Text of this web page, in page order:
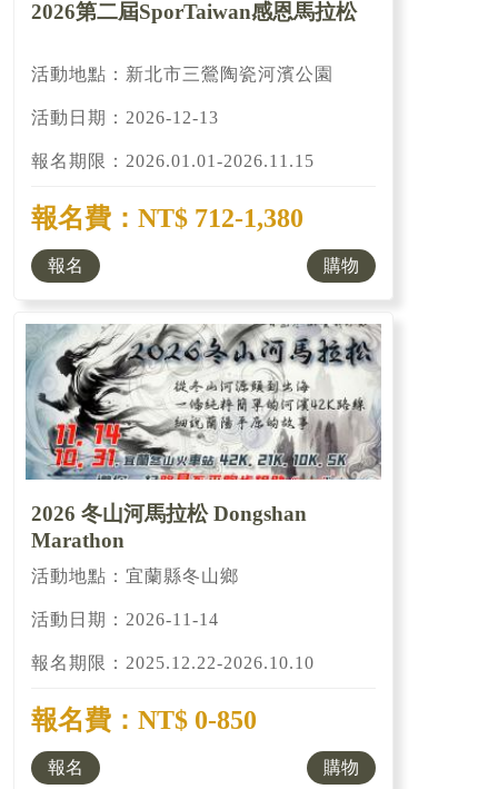
2026第二屆SporTaiwan感恩馬拉松
活動地點：新北市三鶯陶瓷河濱公園
活動日期：2026-12-13
報名期限：2026.01.01-2026.11.15
報名費：NT$ 712-1,380
報名 購物
2026 冬山河馬拉松 Dongshan
Marathon
活動地點：宜蘭縣冬山鄉
活動日期：2026-11-14
報名期限：2025.12.22-2026.10.10
報名費：NT$ 0-850
報名 購物